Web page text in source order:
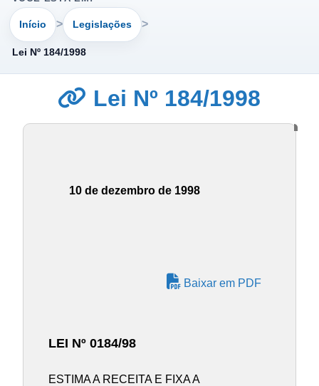
Início Legislações
Lei Nº 184/1998
Lei Nº 184/1998
10 de dezembro de 1998
Baixar em PDF
LEI Nº 0184/98
ESTIMA A RECEITA E FIXA A